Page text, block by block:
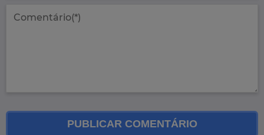
PUBLICAR COMENTÁRIO